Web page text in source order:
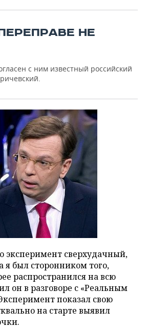
НЕ
с ним известный российский
эксперимент сверхудачный,
я был сторонником того,
распространился на всю
он в разговоре с «Реальным
показал свою
на старте выявил